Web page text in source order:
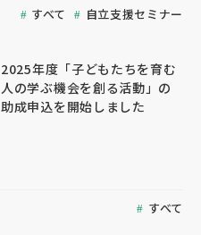
すべて 自立支援セミナー
2025年度「子どもたちを育む
人の学ぶ機会を創る活動」の
助成申込を開始しました
すべて